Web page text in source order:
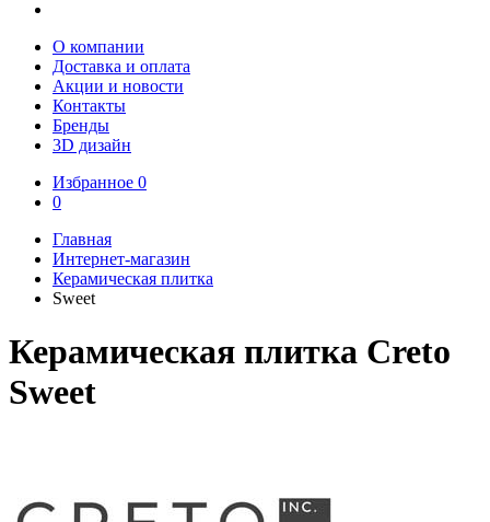
О компании
Доставка и оплата
Акции и новости
Контакты
Бренды
3D дизайн
Избранное 0
0
Главная
Интернет-магазин
Керамическая плитка
Sweet
Керамическая плитка Creto
Sweet